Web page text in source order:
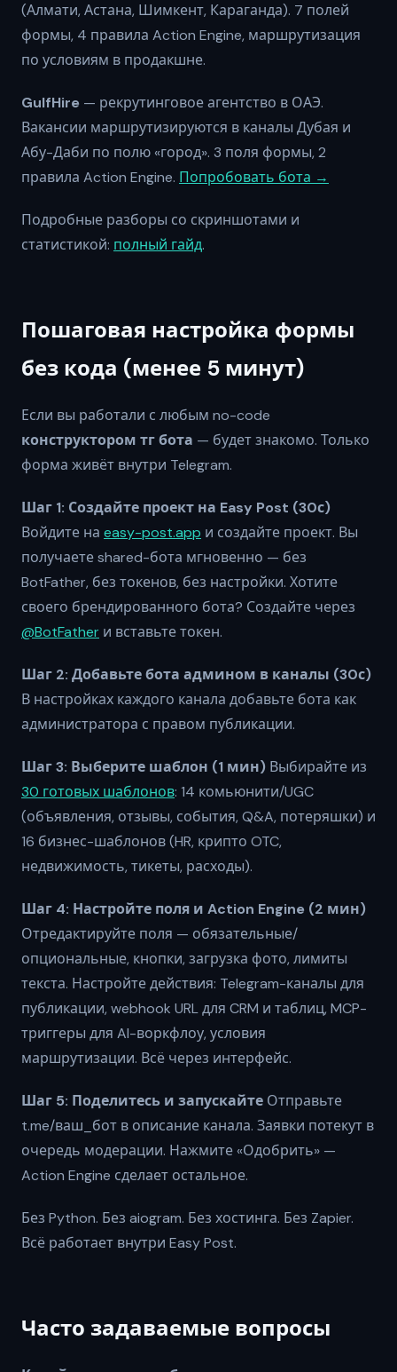
(Алмати, Астана, Шимкент, Караганда). 7 полей
формы, 4 правила Action Engine, маршрутизация
по условиям в продакшне.
GulfHire — рекрутинговое агентство в ОАЭ.
Вакансии маршрутизируются в каналы Дубая и
Абу-Даби по полю «город». 3 поля формы, 2
правила Action Engine. Попробовать бота →
Подробные разборы со скриншотами и
статистикой: полный гайд.
Пошаговая настройка формы
без кода (менее 5 минут)
Если вы работали с любым no-code
конструктором тг бота — будет знакомо. Только
форма живёт внутри Telegram.
Шаг 1: Создайте проект на Easy Post (30с)
Войдите на easy-post.app и создайте проект. Вы
получаете shared-бота мгновенно — без
BotFather, без токенов, без настройки. Хотите
своего брендированного бота? Создайте через
@BotFather и вставьте токен.
Шаг 2: Добавьте бота админом в каналы (30с)
В настройках каждого канала добавьте бота как
администратора с правом публикации.
Шаг 3: Выберите шаблон (1 мин) Выбирайте из
30 готовых шаблонов: 14 комьюнити/UGC
(объявления, отзывы, события, Q&A, потеряшки) и
16 бизнес-шаблонов (HR, крипто OTC,
недвижимость, тикеты, расходы).
Шаг 4: Настройте поля и Action Engine (2 мин)
Отредактируйте поля — обязательные/
опциональные, кнопки, загрузка фото, лимиты
текста. Настройте действия: Telegram-каналы для
публикации, webhook URL для CRM и таблиц, MCP-
триггеры для AI-воркфлоу, условия
маршрутизации. Всё через интерфейс.
Шаг 5: Поделитесь и запускайте Отправьте
t.me/ваш_бот в описание канала. Заявки потекут в
очередь модерации. Нажмите «Одобрить» —
Action Engine сделает остальное.
Без Python. Без aiogram. Без хостинга. Без Zapier.
Всё работает внутри Easy Post.
Часто задаваемые вопросы